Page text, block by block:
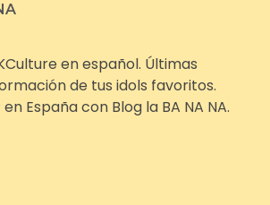
en español. Últimas
de tus idols favoritos.
España con Blog la BA NA NA.